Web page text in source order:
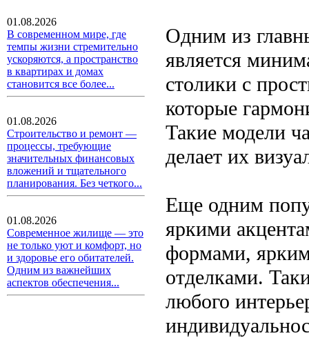
01.08.2026
В современном мире, где
темпы жизни стремительно
ускоряются, а пространство
в квартирах и домах
становится все более...
01.08.2026
Строительство и ремонт —
процессы, требующие
значительных финансовых
вложений и тщательного
планирования. Без четкого...
01.08.2026
Современное жилище — это
не только уют и комфорт, но
и здоровье его обитателей.
Одним из важнейших
аспектов обеспечения...
Одним из
является
столики с
которые
Такие модели
делает их
Еще одним
яркими
формами,
отделками.
любого